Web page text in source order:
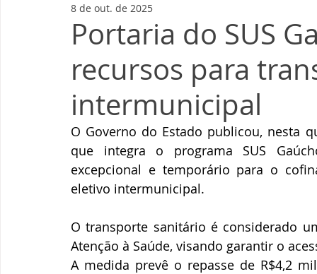
Portaria do SUS
recursos para
intermunicipal
8 de out. de 2025
O Governo do Estado publicou, nesta
que integra o programa SUS
excepcional e temporário para o
eletivo intermunicipal.
O transporte sanitário é considerado
Atenção à Saúde, visando garantir o
A medida prevê o repasse de R$4,2